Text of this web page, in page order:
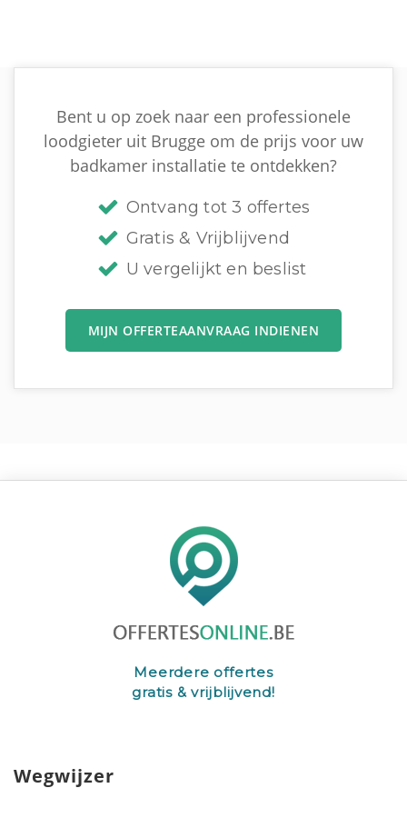
Bent u op zoek naar een professionele
loodgieter uit Brugge om de prijs voor uw
badkamer installatie te ontdekken?
Ontvang tot 3 offertes
Gratis & Vrijblijvend
U vergelijkt en beslist
MIJN OFFERTEAANVRAAG INDIENEN
Meerdere offertes
gratis & vrijblijvend!
Wegwijzer